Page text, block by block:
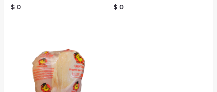
$ 0 $ 0